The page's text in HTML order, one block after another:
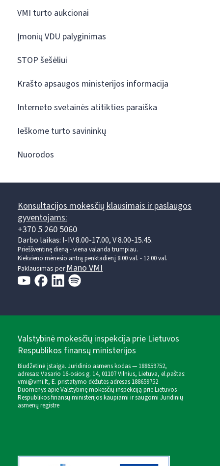
VMI turto aukcionai
Įmonių VDU palyginimas
STOP šešėliui
Krašto apsaugos ministerijos informacija
Interneto svetainės atitikties paraiška
Ieškome turto savininkų
Nuorodos
Konsultacijos mokesčių klausimais ir paslaugos
gyventojams:
+370 5 260 5060
Darbo laikas: I-IV 8.00-17.00, V 8.00-15.45.
Prieššventinę dieną - viena valanda trumpiau.
Kiekvieno mėnesio antrą penktadienį 8.00 val. - 12.00 val.
Paklausimas perMano VMI
Valstybinė mokesčių inspekcija prie Lietuvos
Respublikos finansų ministerijos
Biudžetinė įstaiga. Juridinio asmens kodas — 188659752,
adresas: Vasario 16-osios g. 14, 01107 Vilnius, Lietuva, el.paštas:
vmi@vmi.lt, E. pristatymo dėžutės adresas 188659752
Duomenys apie Valstybinę mokesčių inspekciją prie Lietuvos
Respublikos finansų ministerijos kaupiami ir saugomi Juridinių
asmenų registre